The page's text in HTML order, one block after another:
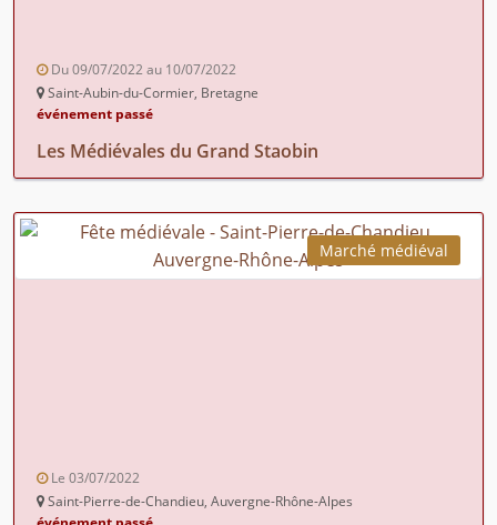
Du 09/07/2022 au 10/07/2022
Saint-Aubin-du-Cormier, Bretagne
événement passé
Les Médiévales du Grand Staobin
Marché médiéval
Le 03/07/2022
Saint-Pierre-de-Chandieu, Auvergne-Rhône-Alpes